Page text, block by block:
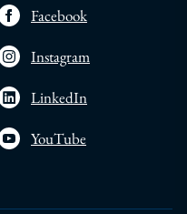
Facebook
Instagram
LinkedIn
YouTube